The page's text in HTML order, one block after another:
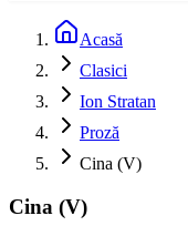
Acasă
Clasici
Ion Stratan
Proză
Cina (V)
Cina (V)